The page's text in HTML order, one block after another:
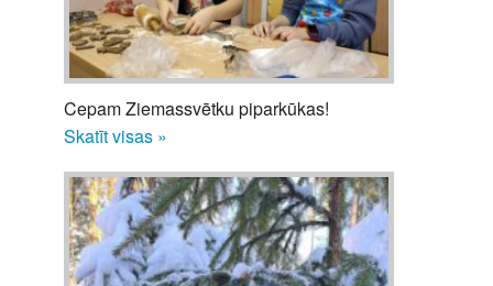
Cepam Ziemassvētku piparkūkas!
Skatīt visas »